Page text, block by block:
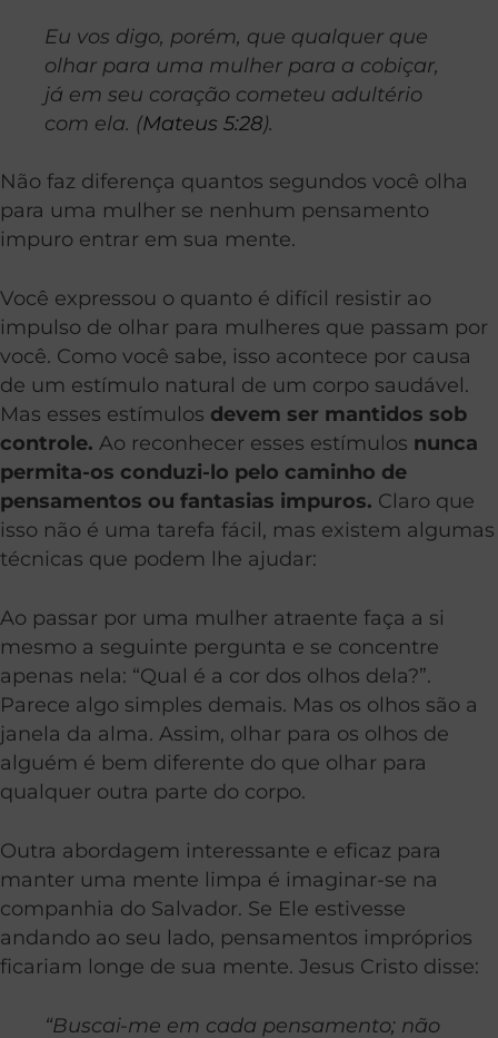
Eu vos digo, porém, que qualquer que
olhar para uma mulher para a cobiçar,
já em seu coração cometeu adultério
com ela. (Mateus 5:28).
Não faz diferença quantos segundos você olha
para uma mulher se nenhum pensamento
impuro entrar em sua mente.
Você expressou o quanto é difícil resistir ao
impulso de olhar para mulheres que passam por
você. Como você sabe, isso acontece por causa
de um estímulo natural de um corpo saudável.
Mas esses estímulos devem ser mantidos sob
controle. Ao reconhecer esses estímulos nunca
permita-os conduzi-lo pelo caminho de
pensamentos ou fantasias impuros. Claro que
isso não é uma tarefa fácil, mas existem algumas
técnicas que podem lhe ajudar:
Ao passar por uma mulher atraente faça a si
mesmo a seguinte pergunta e se concentre
apenas nela: “Qual é a cor dos olhos dela?”.
Parece algo simples demais. Mas os olhos são a
janela da alma. Assim, olhar para os olhos de
alguém é bem diferente do que olhar para
qualquer outra parte do corpo.
Outra abordagem interessante e eficaz para
manter uma mente limpa é imaginar-se na
companhia do Salvador. Se Ele estivesse
andando ao seu lado, pensamentos impróprios
ficariam longe de sua mente. Jesus Cristo disse:
“Buscai-me em cada pensamento; não